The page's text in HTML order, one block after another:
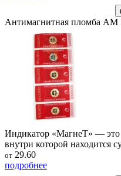
Антимагнитная пломба АМ
Индикатор «МагнеТ» — это
внутри которой находится
от 29.60
подробнее